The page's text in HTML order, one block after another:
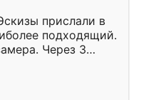
прислали в
подходящий.
Через 3
Остались
Ренессанс